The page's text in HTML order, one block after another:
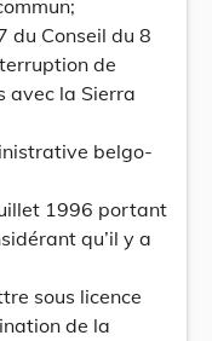
du Conseil du 8
de
avec la Sierra
belgo-
1996 portant
qu’il y a
sous licence
de la